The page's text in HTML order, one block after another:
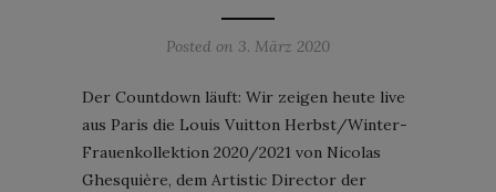
Posted on 3. März 2020
Der Countdown läuft: Wir zeigen heute live
aus Paris die Louis Vuitton Herbst/Winter-
Frauenkollektion 2020/2021 von Nicolas
Ghesquière, dem Artistic Director der